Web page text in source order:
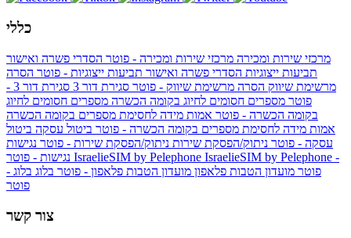
כללי
מרכזי שירות ומכירה מרכזי שירות ומכירה - פוטר הסדרי פשרה ואישור
תביעות ייצוגיות הסדרי פשרה ואישור תביעות ייצוגיות - פוטר הסרה
מרשימת שיווק הסרה מרשימת שיווק - פוטר סגירת דור 3
סגירת דור 3 -
פוטר מספרים חסומים לחיוג בקומה הכשרה מספרים חסומים לחיוג
בקומה הכשרה - פוטר אמות מידה לחסימת מספרים בקומה הכשרה
אמות מידה לחסימת מספרים בקומה הכשרה - פוטר ביטול עסקה ביטול
עסקה - פוטר ניתוק/הפסקת שירות ניתוק/הפסקת שירות - פוטר נגישות
IsraelieSIM by Pelephone IsraelieSIM by Pelephone -
פוטר מועדון הטבות פלאפון מועדון הטבות פלאפון - פוטר בלוג בלוג -
פוטר
צור קשר